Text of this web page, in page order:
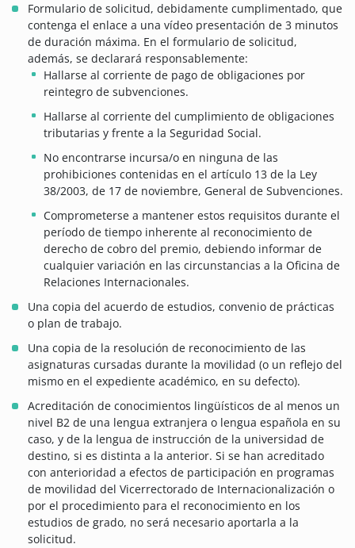
Formulario de solicitud, debidamente cumplimentado, que
contenga el enlace a una vídeo presentación de 3 minutos
de duración máxima. En el formulario de solicitud,
además, se declarará responsablemente:
Hallarse al corriente de pago de obligaciones por
reintegro de subvenciones.
Hallarse al corriente del cumplimiento de obligaciones
tributarias y frente a la Seguridad Social.
No encontrarse incursa/o en ninguna de las
prohibiciones contenidas en el artículo 13 de la Ley
38/2003, de 17 de noviembre, General de Subvenciones.
Comprometerse a mantener estos requisitos durante el
período de tiempo inherente al reconocimiento de
derecho de cobro del premio, debiendo informar de
cualquier variación en las circunstancias a la Oficina de
Relaciones Internacionales.
Una copia del acuerdo de estudios, convenio de prácticas
o plan de trabajo.
Una copia de la resolución de reconocimiento de las
asignaturas cursadas durante la movilidad (o un reflejo del
mismo en el expediente académico, en su defecto).
Acreditación de conocimientos lingüísticos de al menos un
nivel B2 de una lengua extranjera o lengua española en su
caso, y de la lengua de instrucción de la universidad de
destino, si es distinta a la anterior. Si se han acreditado
con anterioridad a efectos de participación en programas
de movilidad del Vicerrectorado de Internacionalización o
por el procedimiento para el reconocimiento en los
estudios de grado, no será necesario aportarla a la
solicitud.